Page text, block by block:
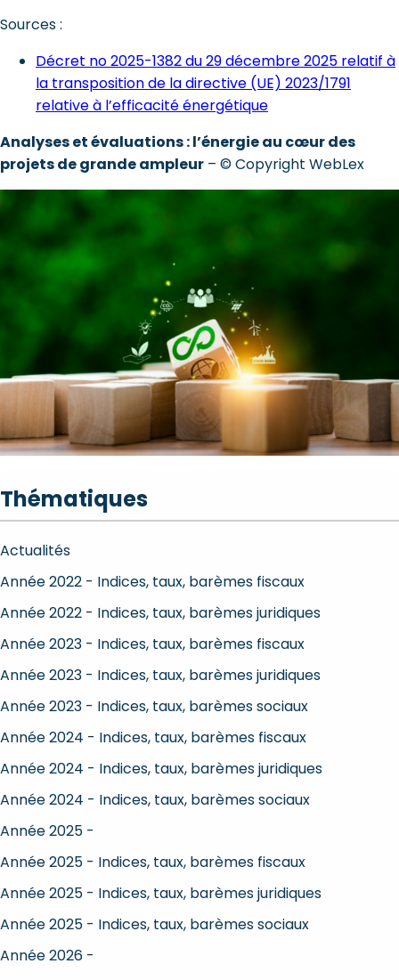
Sources :
Décret no 2025-1382 du 29 décembre 2025 relatif à
la transposition de la directive (UE) 2023/1791
relative à l’efficacité énergétique
Analyses et évaluations : l’énergie au cœur des
projets de grande ampleur – © Copyright WebLex
Thématiques
Actualités
Année 2022 - Indices, taux, barèmes fiscaux
Année 2022 - Indices, taux, barèmes juridiques
Année 2023 - Indices, taux, barèmes fiscaux
Année 2023 - Indices, taux, barèmes juridiques
Année 2023 - Indices, taux, barèmes sociaux
Année 2024 - Indices, taux, barèmes fiscaux
Année 2024 - Indices, taux, barèmes juridiques
Année 2024 - Indices, taux, barèmes sociaux
Année 2025 -
Année 2025 - Indices, taux, barèmes fiscaux
Année 2025 - Indices, taux, barèmes juridiques
Année 2025 - Indices, taux, barèmes sociaux
Année 2026 -